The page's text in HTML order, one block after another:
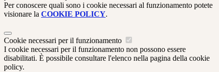
Per conoscere quali sono i cookie necessari al funzionamento potete
visionare la COOKIE POLICY.
Cookie necessari per il funzionamento
I cookie necessari per il funzionamento non possono essere
disabilitati. È possibile consultare l'elenco nella pagina della cookie
policy.